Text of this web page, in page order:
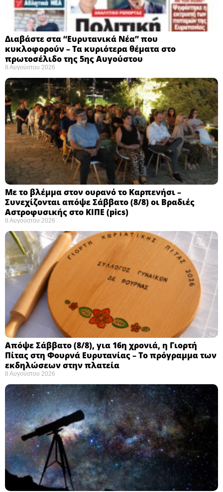
Διαβάστε στα “Ευρυτανικά Νέα” που
κυκλοφορούν – Τα κυριότερα θέματα στο
πρωτοσέλιδο της 5ης Αυγούστου
8 Αυγούστου 2026
Με το βλέμμα στον ουρανό το Καρπενήσι –
Συνεχίζονται απόψε Σάββατο (8/8) οι Βραδιές
Αστροφυσικής στο ΚΙΠΕ (pics)
8 Αυγούστου 2026
Απόψε Σάββατο (8/8), για 16η χρονιά, η Γιορτή
Πίτας στη Φουρνά Ευρυτανίας – Το πρόγραμμα των
εκδηλώσεων στην πλατεία
8 Αυγούστου 2026